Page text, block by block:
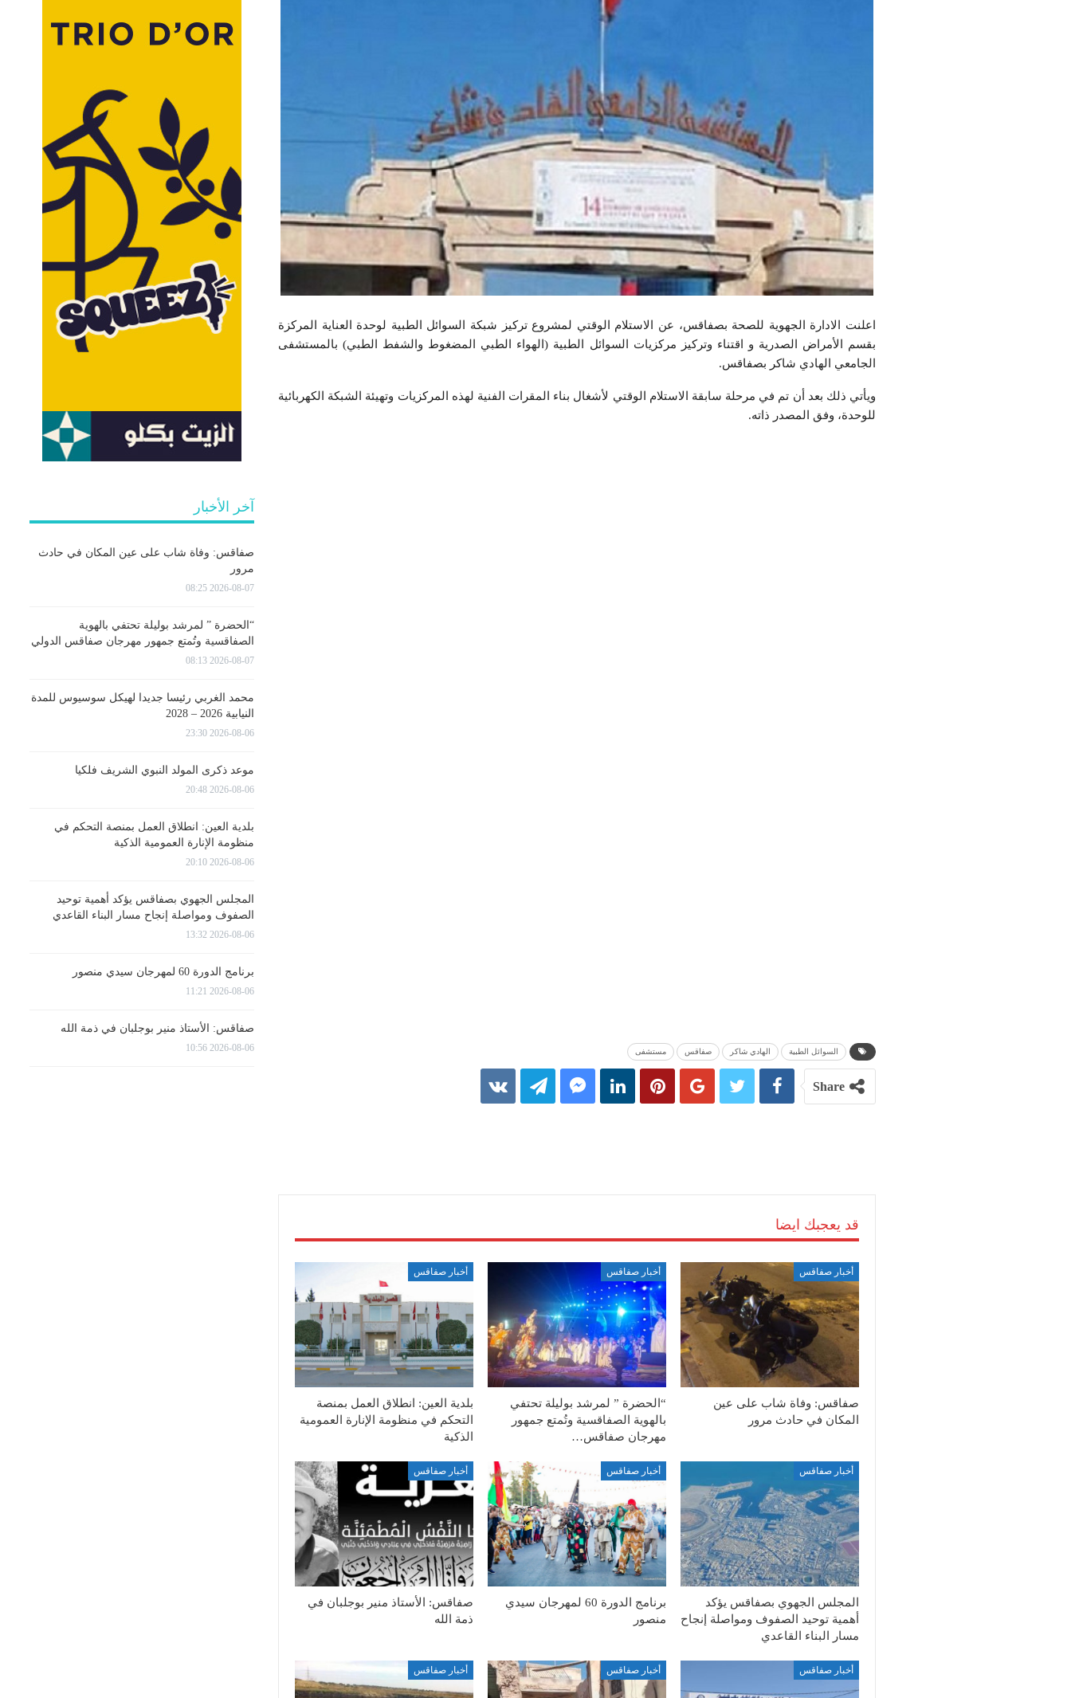
اعلنت الادارة الجهوية للصحة بصفاقس، عن الاستلام الوقتي لمشروع تركيز شبكة السوائل الطبية لوحدة العناية المركزة
بقسم الأمراض الصدرية و اقتناء وتركيز مركزيات السوائل الطبية (الهواء الطبي المضغوط والشفط الطبي) بالمستشفى
الجامعي الهادي شاكر بصفاقس.
ويأتي ذلك بعد أن تم في مرحلة سابقة الاستلام الوقتي لأشغال بناء المقرات الفنية لهذه المركزيات وتهيئة الشبكة الكهربائية
للوحدة‎، وفق
المصدر ذاته.
السوائل الطبية الهادي شاكر صفاقس مستشفى
Share
قد يعجبك ايضا
أخبار صفاقس
صفاقس: وفاة شاب على عين
المكان في حادث مرور
أخبار صفاقس
“الحضرة ” لمرشد بوليلة تحتفي
بالهوية الصفاقسية وتُمتع جمهور
مهرجان صفاقس…
أخبار صفاقس
بلدية العين: انطلاق العمل بمنصة
التحكم في منظومة الإنارة العمومية
الذكية
أخبار صفاقس
المجلس الجهوي بصفاقس يؤكد
أهمية توحيد الصفوف ومواصلة إنجاح
مسار البناء القاعدي
أخبار صفاقس
برنامج الدورة 60 لمهرجان سيدي
منصور
أخبار صفاقس
صفاقس: الأستاذ منير بوجلبان في
ذمة الله
أخبار صفاقس أخبار صفاقس أخبار صفاقس
آخر الأخبار
صفاقس: وفاة شاب على عين المكان في حادث
مرور
2026-08-07 08:25
“الحضرة ” لمرشد بوليلة تحتفي بالهوية
الصفاقسية وتُمتع جمهور مهرجان صفاقس الدولي
2026-08-07 08:13
محمد الغربي رئيسا جديدا لهيكل سوسيوس للمدة
النيابية 2026 – 2028
2026-08-06 23:30
موعد ذكرى المولد النبوي الشريف فلكيا
2026-08-06 20:48
بلدية العين: انطلاق العمل بمنصة التحكم في
منظومة الإنارة العمومية الذكية
2026-08-06 20:10
المجلس الجهوي بصفاقس يؤكد أهمية توحيد
الصفوف ومواصلة إنجاح مسار البناء القاعدي
2026-08-06 13:32
برنامج الدورة 60 لمهرجان سيدي منصور
2026-08-06 11:21
صفاقس: الأستاذ منير بوجلبان في ذمة الله
2026-08-06 10:56